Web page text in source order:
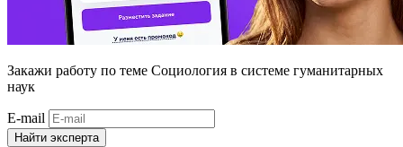
Закажи работу по теме Социология в системе гуманитарных
наук
E-mail
Найти эксперта